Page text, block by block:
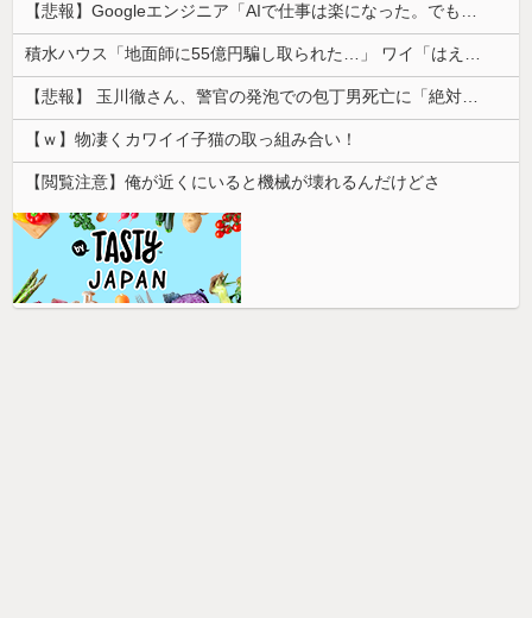
【悲報】Googleエンジニア「AIで仕事は楽になった。でも、つまらなくなった」
積水ハウス「地面師に55億円騙し取られた…」 ワイ「はえーかわいそう…会社滅茶苦茶やろなぁ」
【悲報】 玉川徹さん、警官の発泡での包丁男死亡に「絶対に死刑にならない罪なのに警察が死刑にした！」 → 元警官のマジレスがコチラ → ………
【ｗ】物凄くカワイイ子猫の取っ組み合い！
【閲覧注意】俺が近くにいると機械が壊れるんだけどさ